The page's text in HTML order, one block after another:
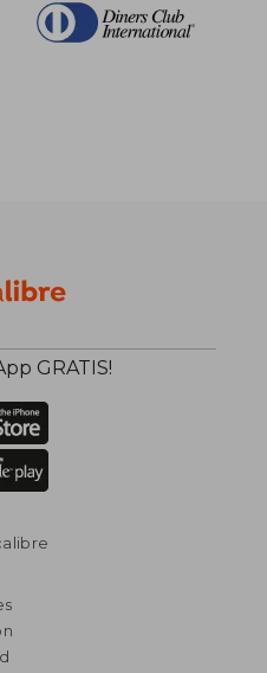
GRATIS!